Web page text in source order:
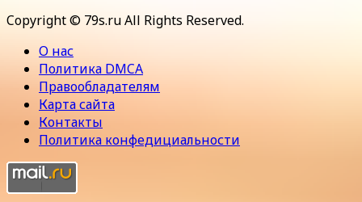
Copyright © 79s.ru All Rights Reserved.
О нас
Политика DMCA
Правообладателям
Карта сайта
Контакты
Политика конфедициальности